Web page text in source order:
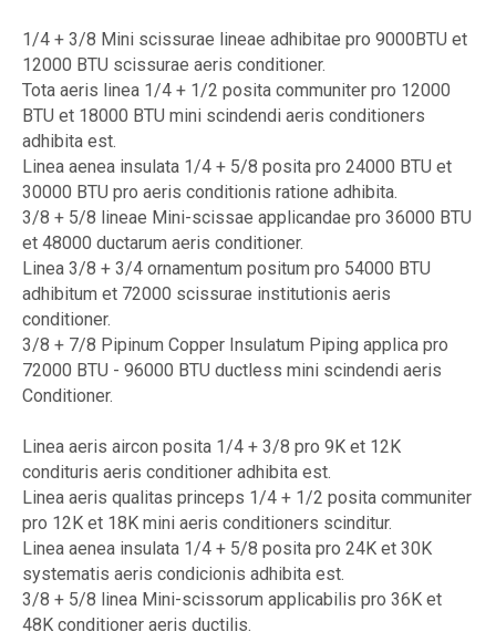
1/4 + 3/8 Mini scissurae lineae adhibitae pro 9000BTU et
12000 BTU scissurae aeris conditioner.
Tota aeris linea 1/4 + 1/2 posita communiter pro 12000
BTU et 18000 BTU mini scindendi aeris conditioners
adhibita est.
Linea aenea insulata 1/4 + 5/8 posita pro 24000 BTU et
30000 BTU pro aeris conditionis ratione adhibita.
3/8 + 5/8 lineae Mini-scissae applicandae pro 36000 BTU
et 48000 ductarum aeris conditioner.
Linea 3/8 + 3/4 ornamentum positum pro 54000 BTU
adhibitum et 72000 scissurae institutionis aeris
conditioner.
3/8 + 7/8 Pipinum Copper Insulatum Piping applica pro
72000 BTU - 96000 BTU ductless mini scindendi aeris
Conditioner.
Linea aeris aircon posita 1/4 + 3/8 pro 9K et 12K
condituris aeris conditioner adhibita est.
Linea aeris qualitas princeps 1/4 + 1/2 posita communiter
pro 12K et 18K mini aeris conditioners scinditur.
Linea aenea insulata 1/4 + 5/8 posita pro 24K et 30K
systematis aeris condicionis adhibita est.
3/8 + 5/8 linea Mini-scissorum applicabilis pro 36K et
48K conditioner aeris ductilis.